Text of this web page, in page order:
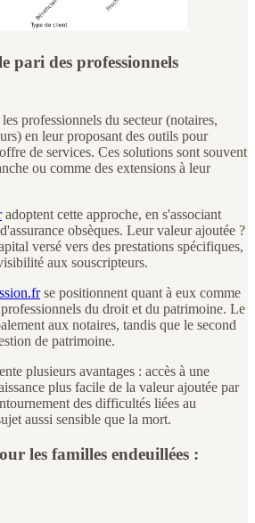
pari des professionnels
professionnels du secteur (notaires,
en leur proposant des outils pour
de services. Ces solutions sont souvent
ou comme des extensions à leur
adoptent cette approche, en s'associant
obsèques. Leur valeur ajoutée ?
versé vers des prestations spécifiques,
aux souscripteurs.
se positionnent quant à eux comme
du droit et du patrimoine. Le
aux notaires, tandis que le second
de patrimoine.
plusieurs avantages : accès à une
plus facile de la valeur ajoutée par
des difficultés liées au
aussi sensible que la mort.
les familles endeuillées :